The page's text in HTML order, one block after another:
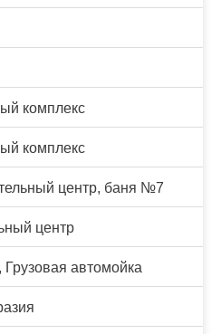
комплекс
комплекс
центр, баня №7
центр
Грузовая автомойка